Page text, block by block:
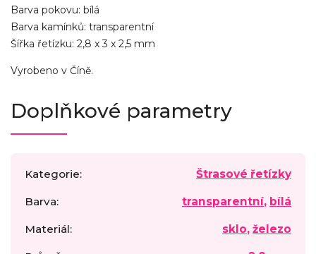
Barva pokovu: bílá
Barva kamínků: transparentní
Šířka řetízku: 2,8 x 3 x 2,5 mm
Vyrobeno v Číně.
Doplňkové parametry
Kategorie: Štrasové řetízky
Barva: transparentní, bílá
Materiál: sklo, železo